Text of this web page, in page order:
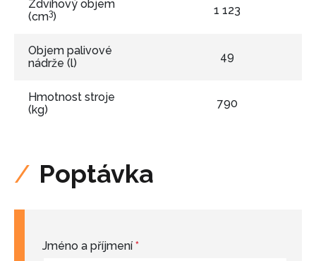
Zdvihový objem
(cm3) 1 123
Objem palivové
nádrže (l)
49
Hmotnost stroje
(kg)
790
Poptávka
Jméno a příjmení *